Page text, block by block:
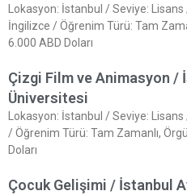
Lokasyon: İstanbul / Seviye:
İngilizce / Öğrenim Türü: Tam
6.000 ABD Doları
Çizgi Film ve Animasyon /
Üniversitesi
Lokasyon: İstanbul / Seviye:
/ Öğrenim Türü: Tam Zamanlı,
Doları
Çocuk Gelişimi / İstanbul